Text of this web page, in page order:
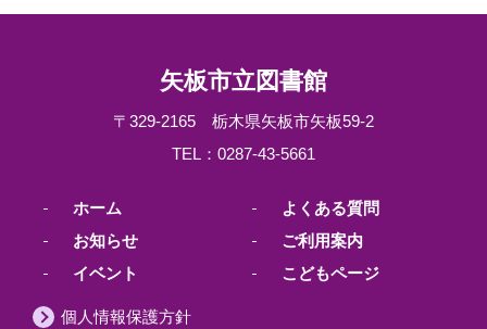
矢板市立図書館
〒329-2165 栃木県矢板市矢板59-2
TEL：0287-43-5661
ホーム
お知らせ
イベント
よくある質問
ご利用案内
こどもページ
個人情報保護方針